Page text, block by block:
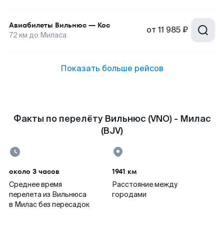
Авиабилеты Вильнюс — Кос
72 км до Миласа от 11 985 ₽
Показать больше рейсов
Факты по перелёту Вильнюс (VNO) - Милас
(BJV)
около 3 часов
Среднее время
перелета из Вильнюса
в Милас без пересадок
1941 км
Расстояние между
городами